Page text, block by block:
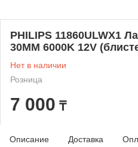
PHILIPS 11860ULWX1
30MM 6000K 12V
Нет в наличии
Розница
7 000 ₸
Описание Доставка